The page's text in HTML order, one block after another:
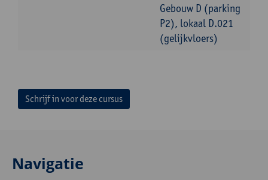
Gebouw D (parking
P2), lokaal D.021
(gelijkvloers)
Schrijf in voor deze cursus
Navigatie